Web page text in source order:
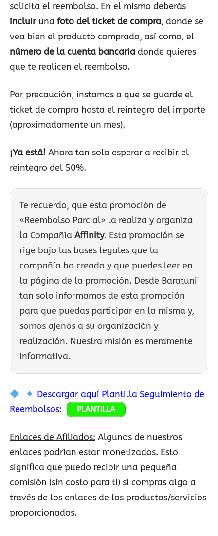
solicita el reembolso. En el mismo deberás
incluiruna foto del ticket de compra, donde se
vea bien el producto comprado, así como, el
número de la cuenta bancaria donde quieres
que te realicen el reembolso.
Por precaución, instamos a que se guarde el
ticket de compra hasta el reintegro del importe
(aproximadamente un mes).
¡Ya está! Ahora tan solo esperar a recibir el
reintegro del 50%.
Te recuerdo, que esta promoción de
«Reembolso Parcial» la realiza y organiza
la Compañía Affinity. Esta promoción se
rige bajo las bases legales que la
compañía ha creado y que puedes leer en
la página de la promoción. Desde Baratuni
tan solo informamos de esta promoción
para que puedas participar en la misma y,
somos ajenos a su organización y
realización. Nuestra misión es meramente
informativa.
Descargar aquí Plantilla Seguimiento de
Reembolsos:
PLANTILLA
Enlaces de Afiliados: Algunos de nuestros
enlaces podrían estar monetizados. Esto
significa que puedo recibir una pequeña
comisión (sin costo para ti) si compras algo a
través de los enlaces de los productos/servicios
proporcionados.